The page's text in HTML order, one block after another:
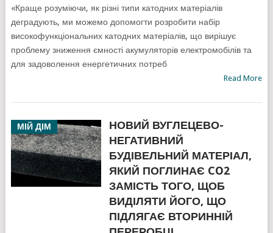
«Краще розуміючи, як різні типи катодних матеріалів
деградують, ми можемо допомогти розробити набір
високофункціональних катодних матеріалів, що вирішує
проблему зниження ємності акумуляторів електромобілів та
для задоволення енергетичних потреб
Read More
МІЙ ДІМ
НОВИЙ ВУГЛЕЦЕВО-
НЕГАТИВНИЙ
БУДІВЕЛЬНИЙ МАТЕРІАЛ,
ЯКИЙ ПОГЛИНАЄ CO2
ЗАМІСТЬ ТОГО, ЩОБ
ВИДІЛЯТИ ЙОГО, ЩО
ПІДЛЯГАЄ ВТОРИННІЙ